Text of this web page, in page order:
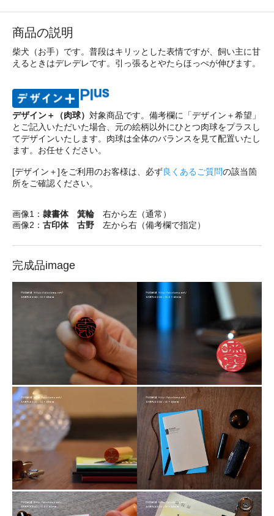
商品の説明
柴犬（お手）です。普段はキリッとした表情ですが、飼い主に甘
えるときはデレデレです。引っ張るとやたらほっぺが伸びます。
デザイン＋（肉球） 対象商品です。備考欄に「デザイン＋希望」
とご記入いただいた場合、元の絵柄以外にひとつ肉球をプラスし
てデザインいたします。肉球は全体のバランスを見て配置いたし
ます。お任せください。
[デザイン＋]をご利用のお客様は、必ず良くあるご質問の該当箇
所をご確認ください。
画像1： 隷書体 箕輪 右から左（通常）
画像2： 古印体 古野 左から右（備考欄で指定）
完成品image